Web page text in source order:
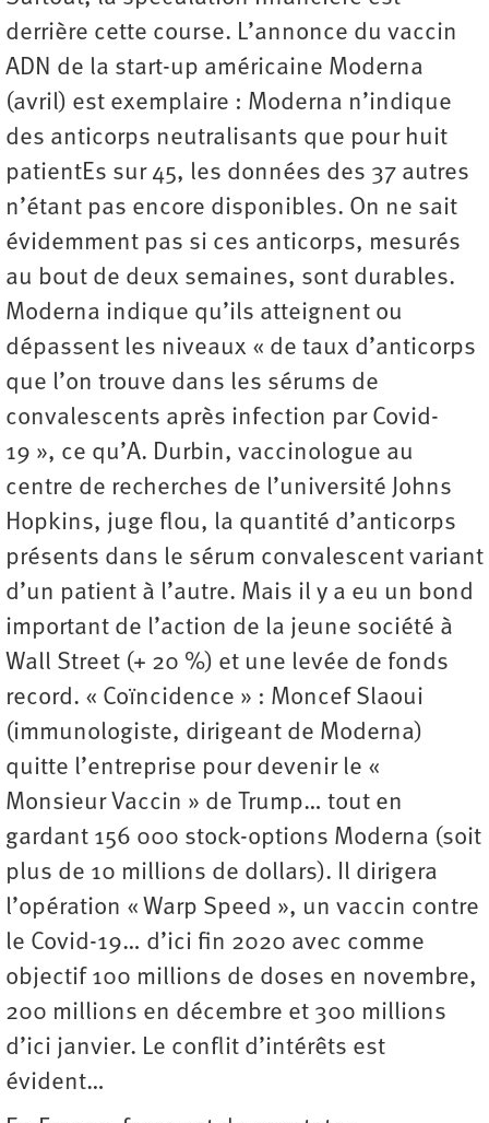
derrière cette course. L’annonce du vaccin
ADN de la start-up américaine Moderna
(avril) est exemplaire : Moderna n’indique
des anticorps neutralisants que pour huit
patientEs sur 45, les données des 37 autres
n’étant pas encore disponibles. On ne sait
évidemment pas si ces anticorps, mesurés
au bout de deux semaines, sont durables.
Moderna indique qu’ils atteignent ou
dépassent les niveaux « de taux d’anticorps
que l’on trouve dans les sérums de
convalescents après infection par Covid-
19 », ce qu’A. Durbin, vaccinologue au
centre de recherches de l’université Johns
Hopkins, juge flou, la quantité d’anticorps
présents dans le sérum convalescent variant
d’un patient à l’autre. Mais il y a eu un bond
important de l’action de la jeune société à
Wall Street (+ 20 %) et une levée de fonds
record. « Coïncidence » : Moncef Slaoui
(immunologiste, dirigeant de Moderna)
quitte l’entreprise pour devenir le «
Monsieur Vaccin » de Trump… tout en
gardant 156 000 stock-options Moderna (soit
plus de 10 millions de dollars). Il dirigera
l’opération « Warp Speed », un vaccin contre
le Covid-19… d’ici fin 2020 avec comme
objectif 100 millions de doses en novembre,
200 millions en décembre et 300 millions
d’ici janvier. Le conflit d’intérêts est
évident…